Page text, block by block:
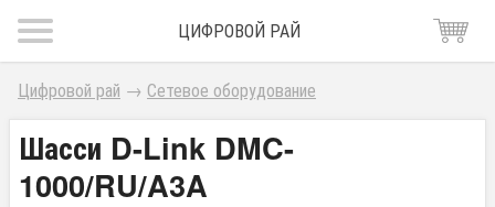
ЦИФРОВОЙ РАЙ
Цифровой рай → Сетевое оборудование
Шасси D-Link DMC-
1000/RU/A3A